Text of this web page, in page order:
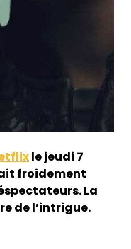
le jeudi 7
froidement
La
de l’intrigue.